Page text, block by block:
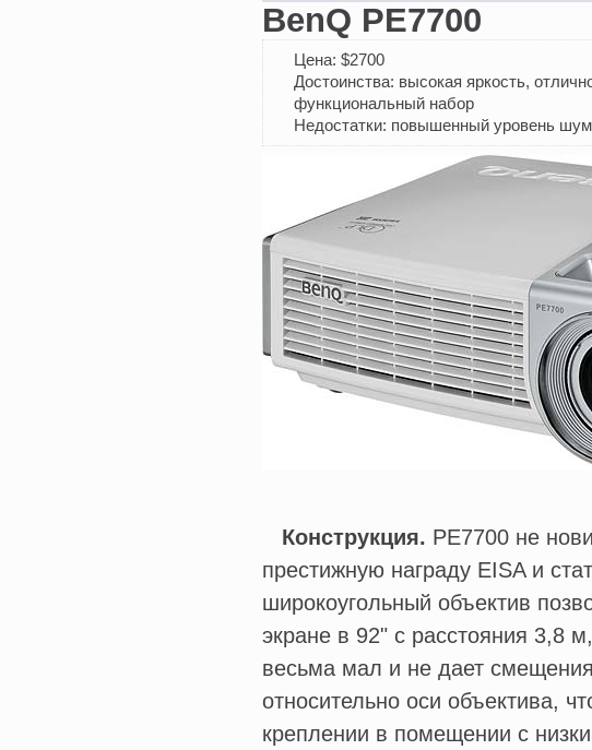
BenQ PE7700
Цена: $2700
Достоинства: высокая яркость,
функциональный набор
Недостатки: повышенный уровень
Конструкция. РЕ7700 не
престижную награду EISA и
широкоугольный объектив
экране в 92" с расстояния 3,8
весьма мал и не дает
относительно оси объектива,
креплении в помещении с